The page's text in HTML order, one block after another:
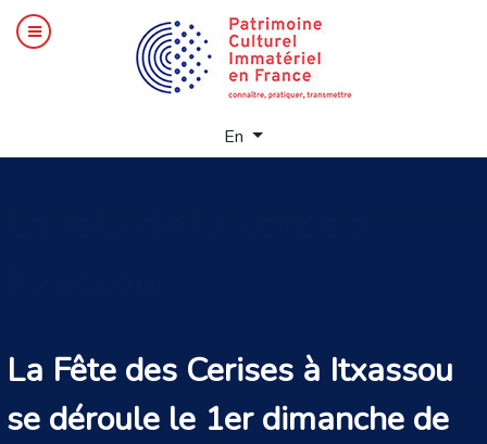
En
La Fête des Cerises à Itxassou
se déroule le 1er dimanche de